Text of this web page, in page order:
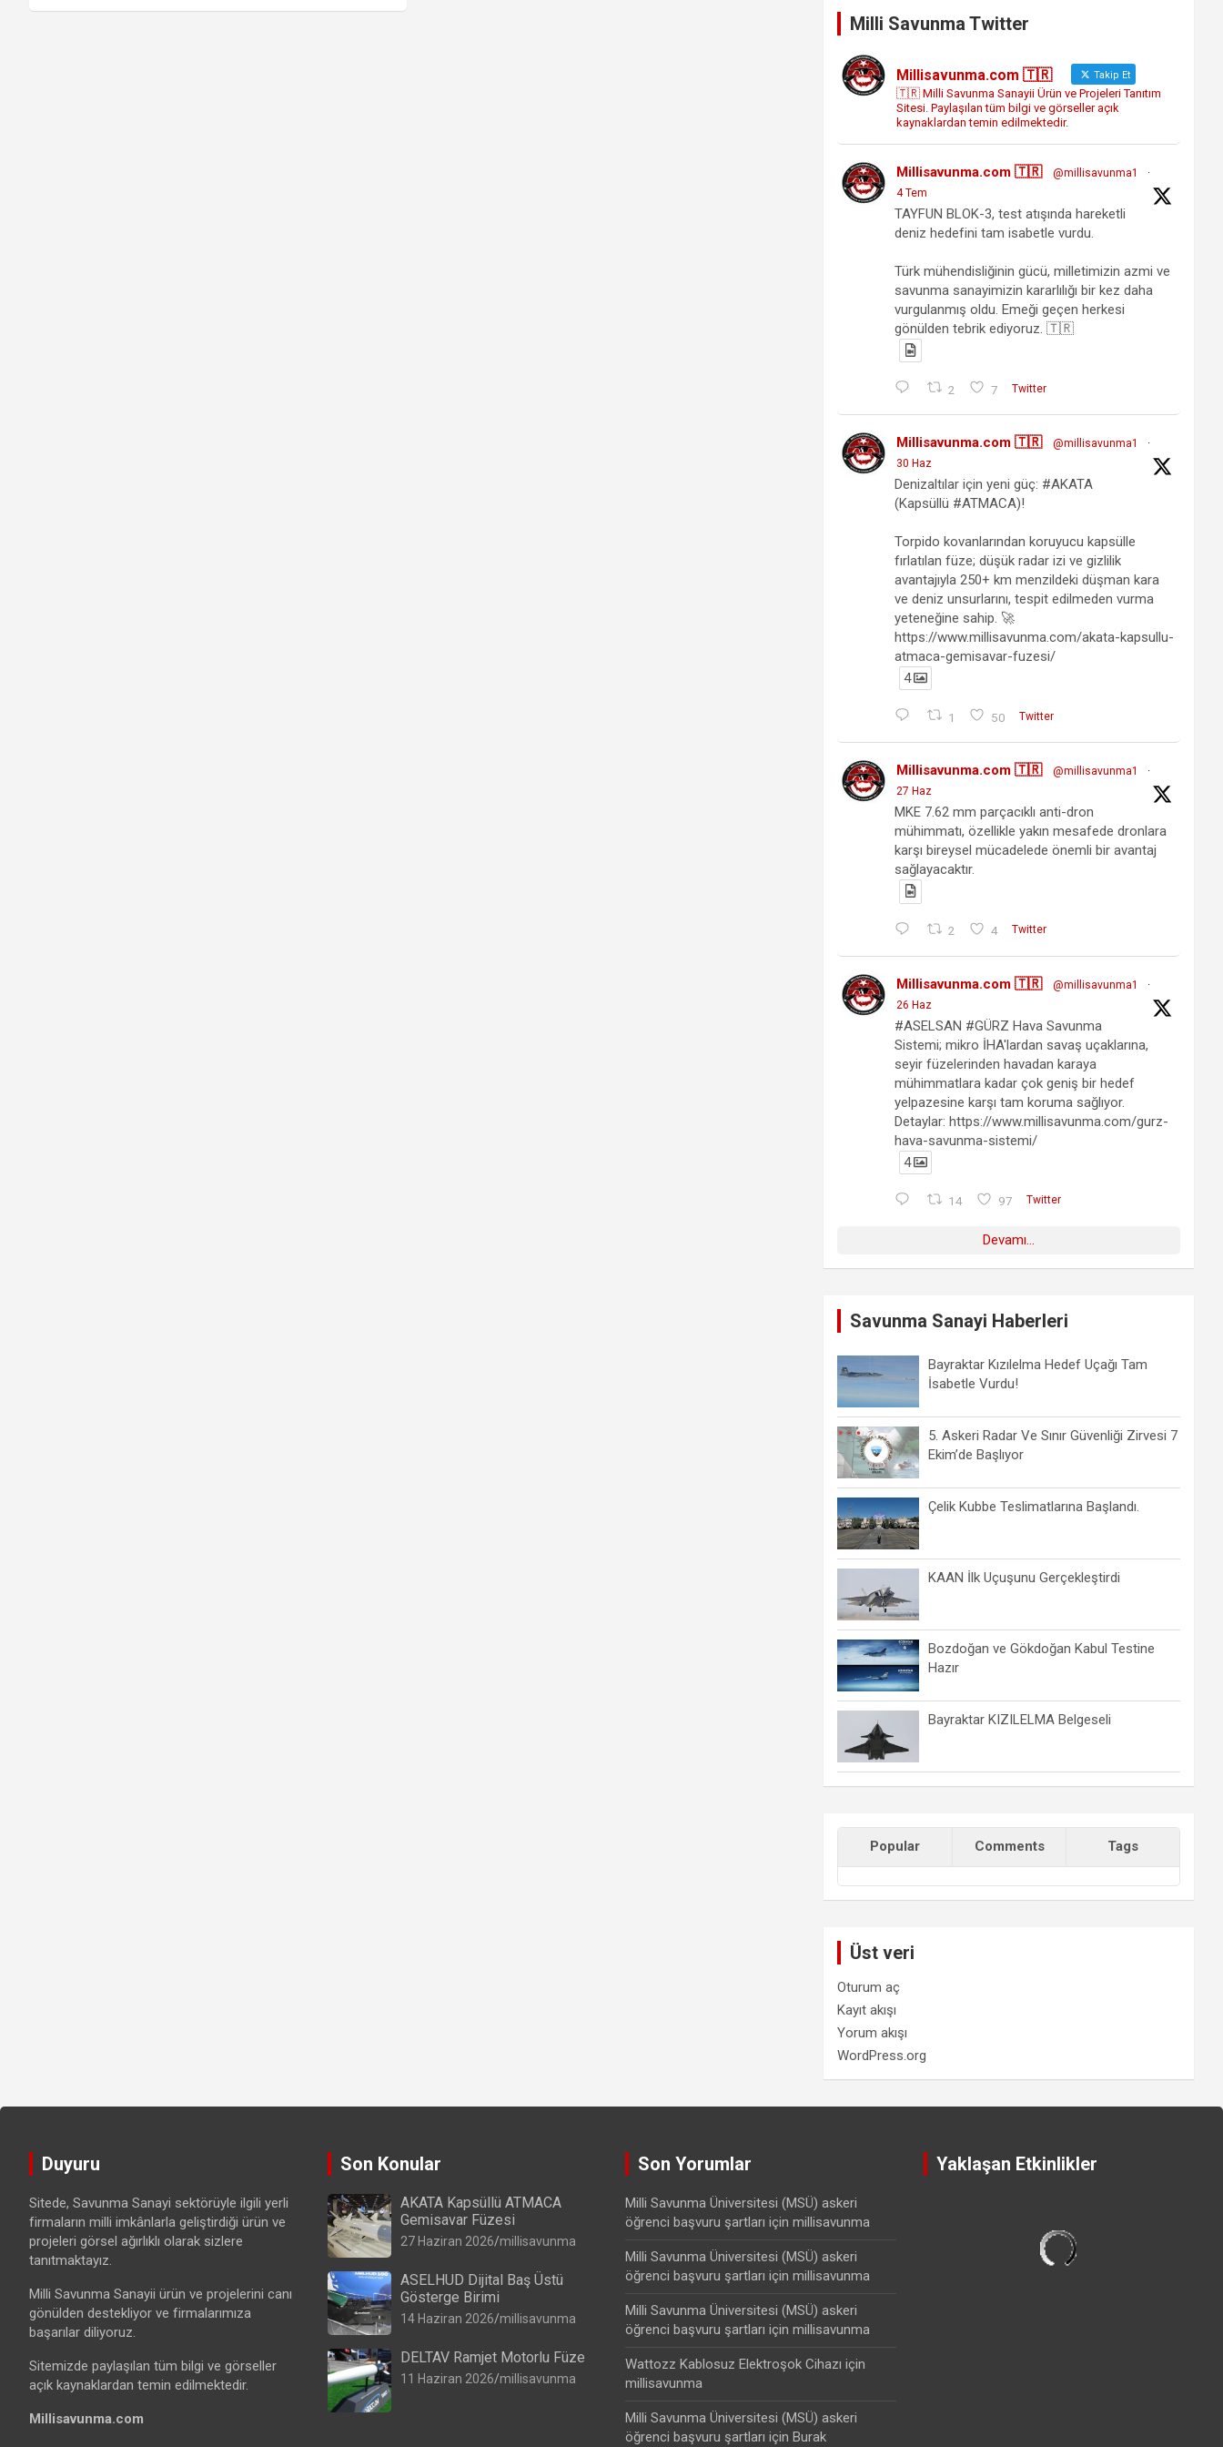
Milli Savunma Twitter
Millisavunma.com 🇹🇷 Takip Et
🇹🇷 Milli Savunma Sanayii Ürün ve Projeleri Tanıtım
Sitesi. Paylaşılan tüm bilgi ve görseller açık
kaynaklardan temin edilmektedir.
Millisavunma.com 🇹🇷 @millisavunma1
·
4 Tem
TAYFUN BLOK-3, test atışında hareketli
deniz hedefini tam isabetle vurdu.
Türk mühendisliğinin gücü, milletimizin azmi ve
savunma sanayimizin kararlılığı bir kez daha
vurgulanmış oldu. Emeği geçen herkesi
gönülden tebrik ediyoruz. 🇹🇷
2 7 Twitter
Millisavunma.com 🇹🇷 @millisavunma1
·
30 Haz
Denizaltılar için yeni güç: #AKATA
(Kapsüllü #ATMACA)!
Torpido kovanlarından koruyucu kapsülle
fırlatılan füze; düşük radar izi ve gizlilik
avantajıyla 250+ km menzildeki düşman kara
ve deniz unsurlarını, tespit edilmeden vurma
yeteneğine sahip. 🚀
https://www.millisavunma.com/akata-kapsullu-
atmaca-gemisavar-fuzesi/
4
1 50 Twitter
Millisavunma.com 🇹🇷 @millisavunma1
·
27 Haz
MKE 7.62 mm parçacıklı anti-dron
mühimmatı, özellikle yakın mesafede dronlara
karşı bireysel mücadelede önemli bir avantaj
sağlayacaktır.
2 4 Twitter
Millisavunma.com 🇹🇷 @millisavunma1
·
26 Haz
#ASELSAN #GÜRZ Hava Savunma
Sistemi; mikro İHA'lardan savaş uçaklarına,
seyir füzelerinden havadan karaya
mühimmatlara kadar çok geniş bir hedef
yelpazesine karşı tam koruma sağlıyor.
Detaylar: https://www.millisavunma.com/gurz-
hava-savunma-sistemi/
4
14 97 Twitter
Devamı...
Savunma Sanayi Haberleri
Bayraktar Kızılelma Hedef Uçağı Tam
İsabetle Vurdu!
5. Askeri Radar Ve Sınır Güvenliği Zirvesi 7
Ekim’de Başlıyor
Çelik Kubbe Teslimatlarına Başlandı.
KAAN İlk Uçuşunu Gerçekleştirdi
Bozdoğan ve Gökdoğan Kabul Testine
Hazır
Bayraktar KIZILELMA Belgeseli
Popular Comments Tags
Üst veri
Oturum aç
Kayıt akışı
Yorum akışı
WordPress.org
Duyuru
Sitede, Savunma Sanayi sektörüyle ilgili yerli
firmaların milli imkânlarla geliştirdiği ürün ve
projeleri görsel ağırlıklı olarak sizlere
tanıtmaktayız.
Milli Savunma Sanayii ürün ve projelerini canı
gönülden destekliyor ve firmalarımıza
başarılar diliyoruz.
Sitemizde paylaşılan tüm bilgi ve görseller
açık kaynaklardan temin edilmektedir.
Millisavunma.com
Son Konular
AKATA Kapsüllü ATMACA
Gemisavar Füzesi
27 Haziran 2026 millisavunma
ASELHUD Dijital Baş Üstü
Gösterge Birimi
14 Haziran 2026 millisavunma
DELTAV Ramjet Motorlu Füze
11 Haziran 2026 millisavunma
Son Yorumlar
Milli Savunma Üniversitesi (MSÜ) askeri
öğrenci başvuru şartları için millisavunma
Milli Savunma Üniversitesi (MSÜ) askeri
öğrenci başvuru şartları için millisavunma
Milli Savunma Üniversitesi (MSÜ) askeri
öğrenci başvuru şartları için millisavunma
Wattozz Kablosuz Elektroşok Cihazı için
millisavunma
Milli Savunma Üniversitesi (MSÜ) askeri
öğrenci başvuru şartları için Burak
Yaklaşan Etkinlikler